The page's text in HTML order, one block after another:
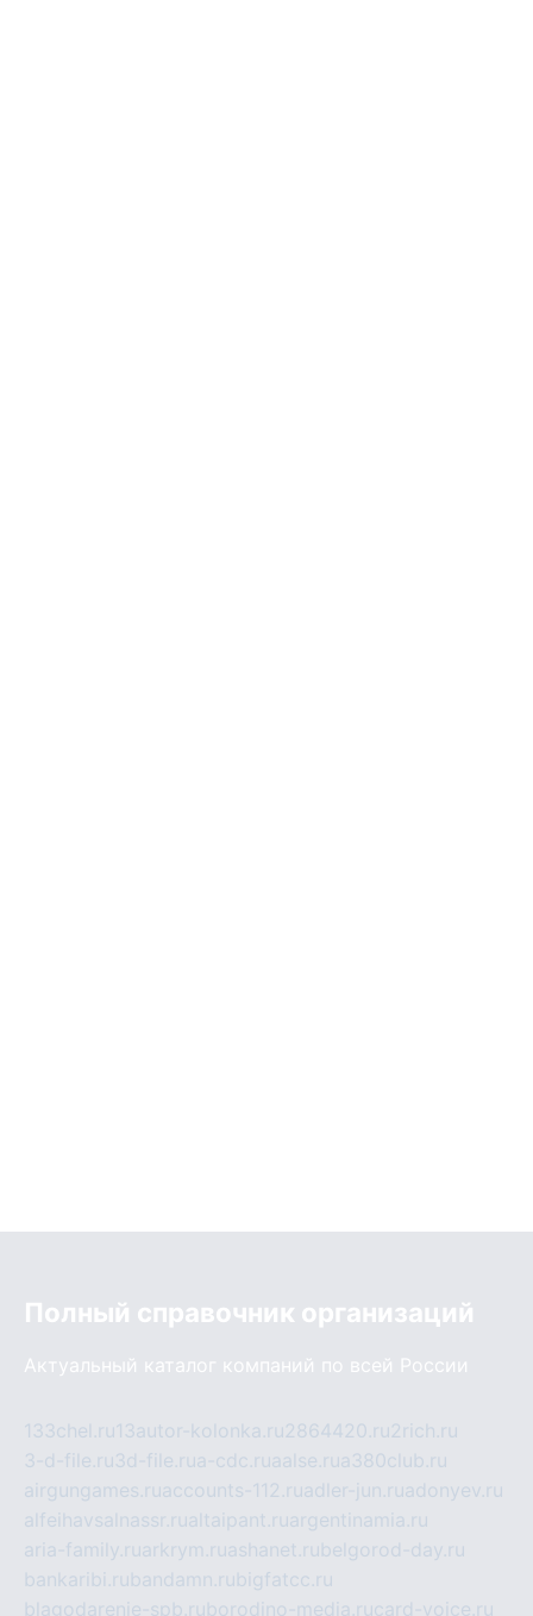
Полный справочник организаций
Актуальный каталог компаний по всей России
133chel.ru13autor-kolonka.ru2864420.ru2rich.ru
3-d-file.ru3d-file.rua-cdc.ruaalse.rua380club.ru
airgungames.ruaccounts-112.ruadler-jun.ruadonyev.ru
alfeihavsalnassr.rualtaipant.ruargentinamia.ru
aria-family.ruarkrym.ruashanet.rubelgorod-day.ru
bankaribi.rubandamn.rubigfatcc.ru
blagodarenie-spb.ruborodino-media.rucard-voice.ru